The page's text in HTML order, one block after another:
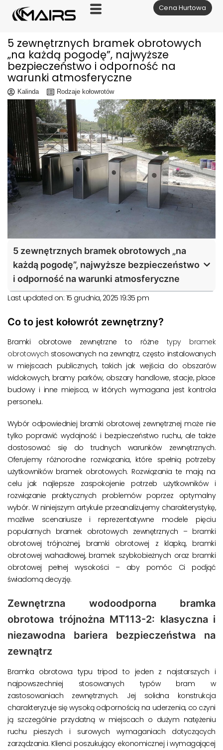
Skocz
do
Cena Hurtowa
5 zewnętrznych bramek obrotowych
„na każdą pogodę”, najwyższe
bezpieczeństwo i odporność na
warunki atmosferyczne
Kalinda Rodzaje kołowrotów
5 zewnętrznych bramek obrotowych „na
każdą pogodę”, najwyższe bezpieczeństwo
i odporność na warunki atmosferyczne
Last updated on: 15 grudnia, 2025 19:35 pm
Co to jest kołowrót zewnętrzny?
Bramki obrotowe zewnętrzne to różne typy bramek
obrotowych stosowanych na zewnątrz, często instalowanych
w miejscach publicznych, takich jak wejścia do obszarów
widokowych, bramy parków, obszary handlowe, stacje, place
budowy i inne miejsca, w których wymagana jest kontrola
personelu.
Wybór odpowiedniej bramki obrotowej zewnętrznej może nie
tylko poprawić wydajność i bezpieczeństwo ruchu, ale także
dostosować się do trudnych warunków zewnętrznych.
Oferujemy różnorodne rozwiązania, które spełnią potrzeby
użytkowników bramek obrotowych. Rozwiązania te mają na
celu jak najlepsze zaspokojenie potrzeb użytkowników i
rozwiązanie praktycznych problemów poprzez optymalny
wybór. W niniejszym artykule przeanalizujemy charakterystykę,
możliwe scenariusze i reprezentatywne modele pięciu
popularnych bramek obrotowych zewnętrznych – bramki
obrotowej trójnożnej, bramki obrotowej z klapką, bramki
obrotowej wahadłowej, bramek szybkobieżnych oraz bramki
obrotowej pełnej wysokości – aby pomóc Ci podjąć
świadomą decyzję.
Zewnętrzna wodoodporna bramka
obrotowa trójnożna MT113-2: klasyczna i
niezawodna bariera bezpieczeństwa na
zewnątrz
Bramka obrotowa typu tripod to jeden z najstarszych i
najpowszechniej stosowanych typów bram w
zastosowaniach zewnętrznych. Jej solidna konstrukcja
charakteryzuje się wysoką odpornością na uderzenia, co czyni
ją szczególnie przydatną w miejscach o dużym natężeniu
ruchu pieszych i surowych wymaganiach dotyczących
zarządzania. Klienci poszukujący ekonomicznej i wymagającej